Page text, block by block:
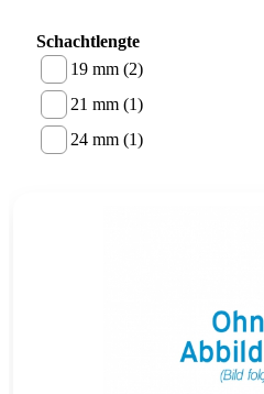
Schachtlengte
19 mm (2)
21 mm (1)
24 mm (1)